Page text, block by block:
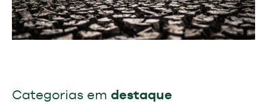
Categorias em destaque